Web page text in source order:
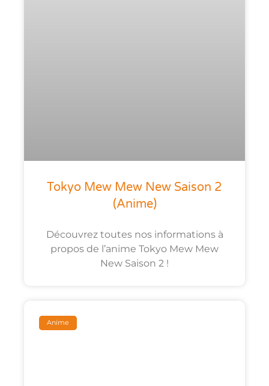
Tokyo Mew Mew New Saison 2
(anime)
Découvrez toutes nos informations à
propos de l’anime Tokyo Mew Mew
New Saison 2 !
Anime